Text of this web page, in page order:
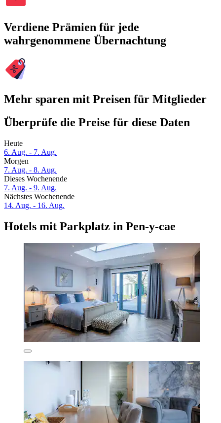
Verdiene Prämien für jede
wahrgenommene Übernachtung
Mehr sparen mit Preisen für Mitglieder
Überprüfe die Preise für diese Daten
Heute
6. Aug. - 7. Aug.
Morgen
7. Aug. - 8. Aug.
Dieses Wochenende
7. Aug. - 9. Aug.
Nächstes Wochenende
14. Aug. - 16. Aug.
Hotels mit Parkplatz in Pen-y-cae